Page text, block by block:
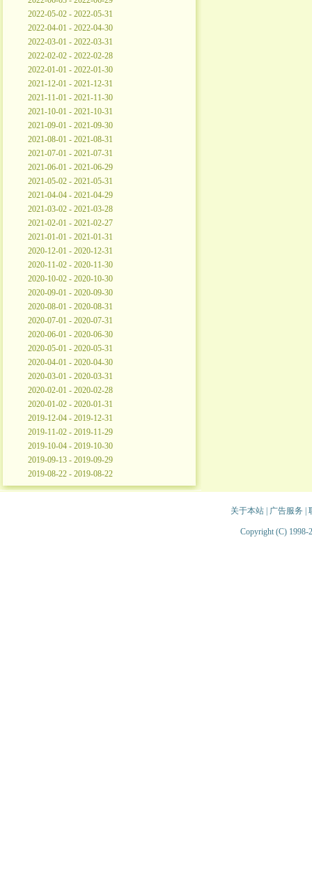
2022-05-02 - 2022-05-31
2022-04-01 - 2022-04-30
2022-03-01 - 2022-03-31
2022-02-02 - 2022-02-28
2022-01-01 - 2022-01-30
2021-12-01 - 2021-12-31
2021-11-01 - 2021-11-30
2021-10-01 - 2021-10-31
2021-09-01 - 2021-09-30
2021-08-01 - 2021-08-31
2021-07-01 - 2021-07-31
2021-06-01 - 2021-06-29
2021-05-02 - 2021-05-31
2021-04-04 - 2021-04-29
2021-03-02 - 2021-03-28
2021-02-01 - 2021-02-27
2021-01-01 - 2021-01-31
2020-12-01 - 2020-12-31
2020-11-02 - 2020-11-30
2020-10-02 - 2020-10-30
2020-09-01 - 2020-09-30
2020-08-01 - 2020-08-31
2020-07-01 - 2020-07-31
2020-06-01 - 2020-06-30
2020-05-01 - 2020-05-31
2020-04-01 - 2020-04-30
2020-03-01 - 2020-03-31
2020-02-01 - 2020-02-28
2020-01-02 - 2020-01-31
2019-12-04 - 2019-12-31
2019-11-02 - 2019-11-29
2019-10-04 - 2019-10-30
2019-09-13 - 2019-09-29
2019-08-22 - 2019-08-22
关于本站| 广告服务
Copyright (C) 1998-